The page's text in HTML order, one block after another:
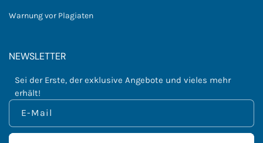
Warnung vor Plagiaten
NEWSLETTER
Sei der Erste, der exklusive Angebote und vieles mehr
erhält!
E-Mail